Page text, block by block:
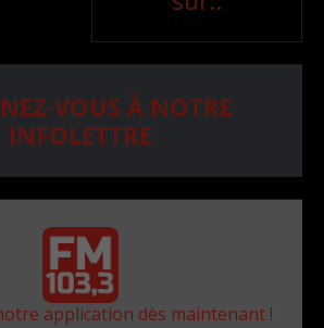
VOUS À NOTRE
INFOLETTRE
application dès maintenant !